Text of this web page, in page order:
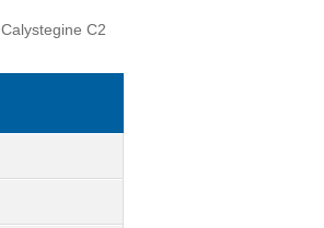
Calystegine C2